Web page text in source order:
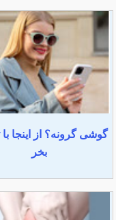
گوشی گرونه؟ از اینجا
بخر